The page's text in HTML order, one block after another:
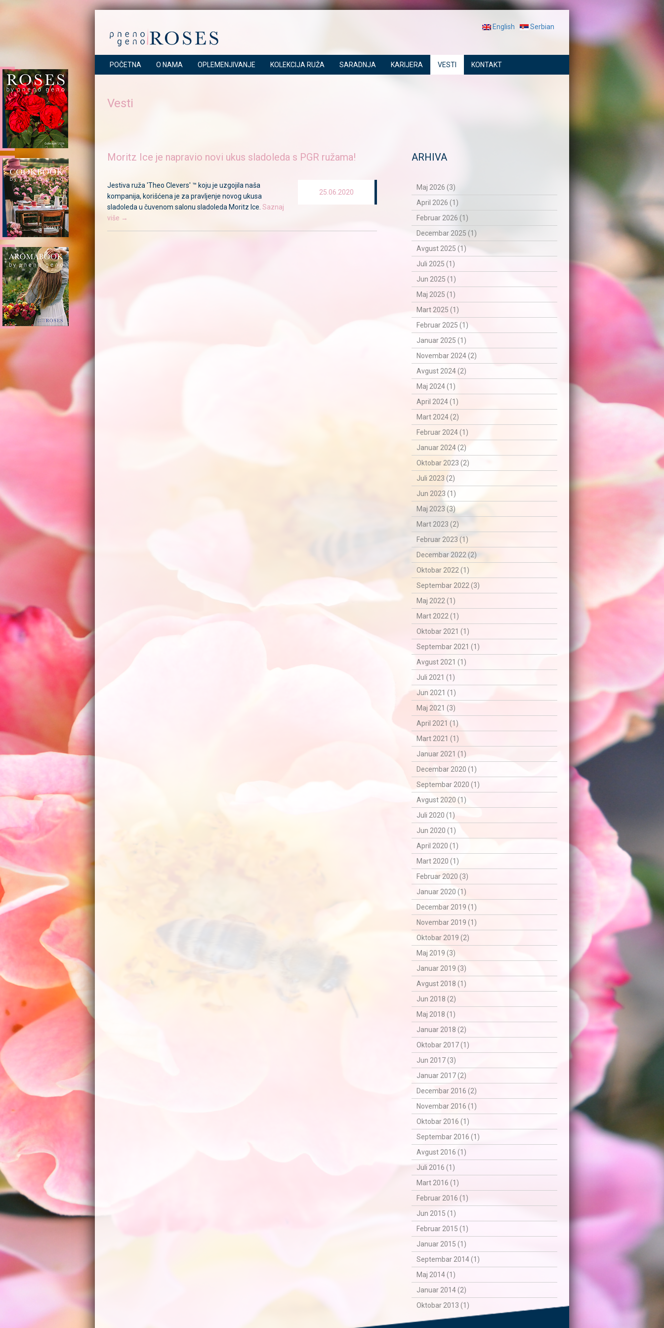
English Serbian
POČETNA O NAMA OPLEMENJIVANJE KOLEKCIJA RUŽA SARADNJA KARIJERA VESTI KONTAKT
Vesti
Moritz Ice je napravio novi ukus sladoleda s PGR ružama!
25.06.2020
Jestiva ruža 'Theo Clevers' ™ koju je uzgojila naša
kompanija, korišćena je za pravljenje novog ukusa
sladoleda u čuvenom salonu sladoleda Moritz Ice. Saznaj
više →
ARHIVA
Maj 2026 (3)
April 2026 (1)
Februar 2026 (1)
Decembar 2025 (1)
Avgust 2025 (1)
Juli 2025 (1)
Jun 2025 (1)
Maj 2025 (1)
Mart 2025 (1)
Februar 2025 (1)
Januar 2025 (1)
Novembar 2024 (2)
Avgust 2024 (2)
Maj 2024 (1)
April 2024 (1)
Mart 2024 (2)
Februar 2024 (1)
Januar 2024 (2)
Oktobar 2023 (2)
Juli 2023 (2)
Jun 2023 (1)
Maj 2023 (3)
Mart 2023 (2)
Februar 2023 (1)
Decembar 2022 (2)
Oktobar 2022 (1)
Septembar 2022 (3)
Maj 2022 (1)
Mart 2022 (1)
Oktobar 2021 (1)
Septembar 2021 (1)
Avgust 2021 (1)
Juli 2021 (1)
Jun 2021 (1)
Maj 2021 (3)
April 2021 (1)
Mart 2021 (1)
Januar 2021 (1)
Decembar 2020 (1)
Septembar 2020 (1)
Avgust 2020 (1)
Juli 2020 (1)
Jun 2020 (1)
April 2020 (1)
Mart 2020 (1)
Februar 2020 (3)
Januar 2020 (1)
Decembar 2019 (1)
Novembar 2019 (1)
Oktobar 2019 (2)
Maj 2019 (3)
Januar 2019 (3)
Avgust 2018 (1)
Jun 2018 (2)
Maj 2018 (1)
Januar 2018 (2)
Oktobar 2017 (1)
Jun 2017 (3)
Januar 2017 (2)
Decembar 2016 (2)
Novembar 2016 (1)
Oktobar 2016 (1)
Septembar 2016 (1)
Avgust 2016 (1)
Juli 2016 (1)
Mart 2016 (1)
Februar 2016 (1)
Jun 2015 (1)
Februar 2015 (1)
Januar 2015 (1)
Septembar 2014 (1)
Maj 2014 (1)
Januar 2014 (2)
Oktobar 2013 (1)